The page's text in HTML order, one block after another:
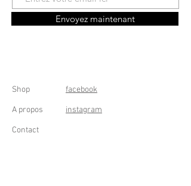
Envoyez maintenant
Shop
A propos
Contact
facebook
instagram